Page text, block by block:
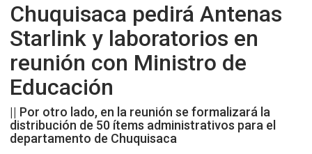
Chuquisaca pedirá Antenas
Starlink y laboratorios en
reunión con Ministro de
Educación
|| Por otro lado, en la reunión se formalizará la
distribución de 50 ítems administrativos para el
departamento de Chuquisaca